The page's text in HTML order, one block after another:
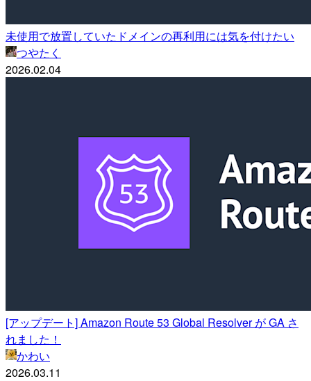
未使用で放置していたドメインの再利用には気を付けたい
つやたく
2026.02.04
[アップデート] Amazon Route 53 Global Resolver が GA さ
れました！
かわい
2026.03.11